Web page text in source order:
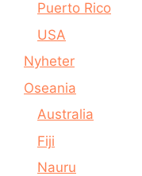
Puerto Rico
USA
Nyheter
Oseania
Australia
Fiji
Nauru